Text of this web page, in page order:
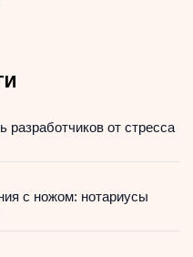
разработчиков от стресса
с ножом: нотариусы